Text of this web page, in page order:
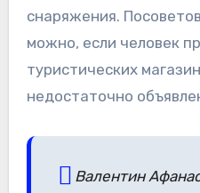
снаряжения.
можно, если человек
туристических
недостаточно
Валентин